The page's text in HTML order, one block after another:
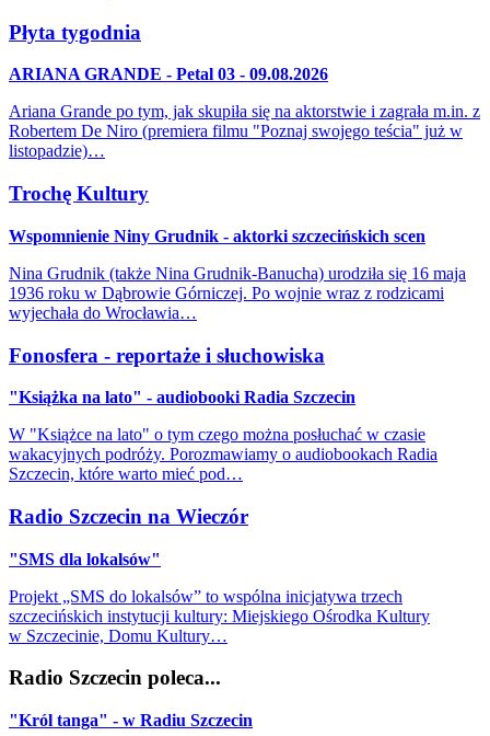
Płyta tygodnia
ARIANA GRANDE - Petal 03 - 09.08.2026
Ariana Grande po tym, jak skupiła się na aktorstwie i zagrała m.in. z
Robertem De Niro (premiera filmu "Poznaj swojego teścia" już w
listopadzie)…
Trochę Kultury
Wspomnienie Niny Grudnik - aktorki szczecińskich scen
Nina Grudnik (także Nina Grudnik-Banucha) urodziła się 16 maja
1936 roku w Dąbrowie Górniczej. Po wojnie wraz z rodzicami
wyjechała do Wrocławia…
Fonosfera - reportaże i słuchowiska
"Książka na lato" - audiobooki Radia Szczecin
W "Książce na lato" o tym czego można posłuchać w czasie
wakacyjnych podróży. Porozmawiamy o audiobookach Radia
Szczecin, które warto mieć pod…
Radio Szczecin na Wieczór
"SMS dla lokalsów"
Projekt „SMS do lokalsów” to wspólna inicjatywa trzech
szczecińskich instytucji kultury: Miejskiego Ośrodka Kultury
w Szczecinie, Domu Kultury…
Radio Szczecin poleca...
"Król tanga" - w Radiu Szczecin